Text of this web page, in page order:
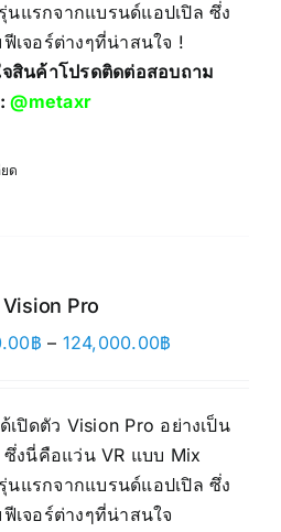
นแรกจากแบรนด์แอปเปิล ซึ่ง
เจอร์ต่างๆที่น่าสนใจ !
สินค้าโปรดติดต่อสอบถาม
@metaxr
ด
Vision Pro
฿ – 124,000.00฿
through
124,000.00฿
เปิดตัว Vision Pro อย่างเป็น
ซึ่งนี่คือแว่น VR แบบ Mix
นแรกจากแบรนด์แอปเปิล ซึ่ง
เจอร์ต่างๆที่น่าสนใจ